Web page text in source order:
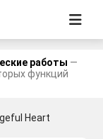
работы —
функций
Heart